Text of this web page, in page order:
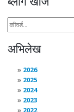
अभिलेख
2026
2025
2024
2023
2022